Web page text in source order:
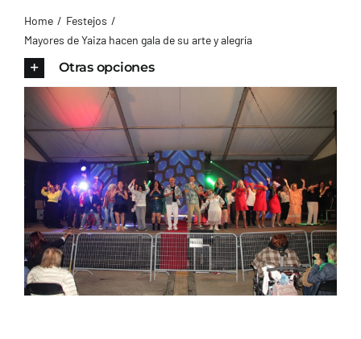
AYUNTAMIENTO
TURISMO
CONTACTO
Home
Festejos
Mayores de Yaiza hacen gala de su arte y alegría
Otras opciones